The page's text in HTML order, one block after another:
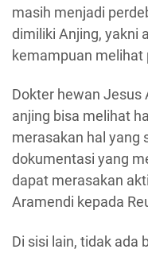
masih menjadi
dimiliki Anjing, yakni
kemampuan melihat
Dokter hewan Jesus
anjing bisa melihat
merasakan hal yang
dokumentasi yang
dapat merasakan
Aramendi kepada
Di sisi lain, tidak ada